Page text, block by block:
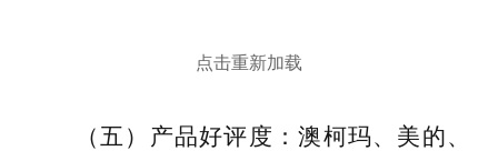
点击重新加载
（五）产品好评度：澳柯玛、美的、